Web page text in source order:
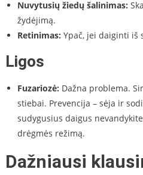
Nuvytusių žiedų šalinimas:
žydėjimą.
Retinimas: Ypač, jei daiginti iš
Ligos
Fuzariozė: Dažna problema.
stiebai. Prevencija – sėja ir
sudygusius daigus
drėgmės režimą.
Dažniausi